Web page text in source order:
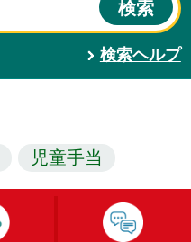
検索ヘルプ
児童手当